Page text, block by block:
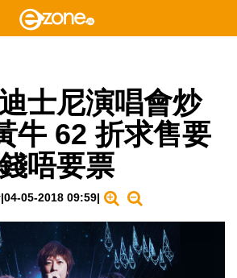
士尼演唱會炒
牛 62 折求售要
唔要票
|04-05-2018 09:59|